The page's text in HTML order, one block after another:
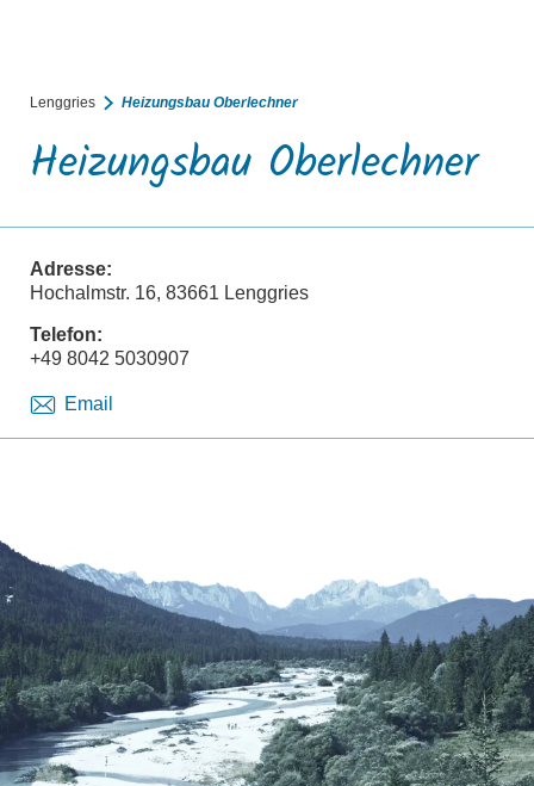
Lenggries Heizungsbau Oberlechner
Heizungsbau Oberlechner
Adresse:
Hochalmstr. 16, 83661 Lenggries
Telefon:
+49 8042 5030907
Email